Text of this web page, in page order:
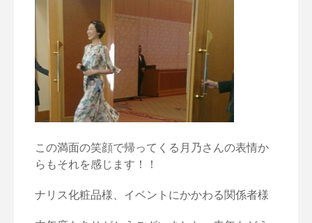
この満面の笑顔で帰ってくる月乃さんの表情か
らもそれを感じます！！
ナリス化粧品様、イベントにかかわる関係者様